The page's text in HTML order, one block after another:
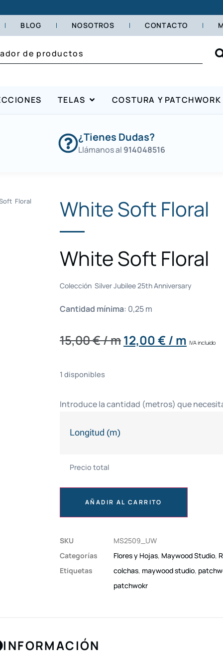
BLOG NOSOTROS CONTACTO
TELAS COSTURA Y PATCHWORK
¿Tienes Dudas?
Llámanos al 914048516
Floral
White Soft Floral
White Soft Floral
Colección Silver Jubilee 25th Anniversary
Cantidad mínima: 0,25m
15,00€/ m12,00€/ m IVA incluido
1 disponibles
Introduce la cantidad (metros) que
Longitud (m)
Precio total
AÑADIR AL CARRITO
SKU
MS2509_UW
Categorías
Flores y Hojas, Maywood Studio,
Etiquetas
colchas, maywood studio,
patchwokr
INFORMACIÓN